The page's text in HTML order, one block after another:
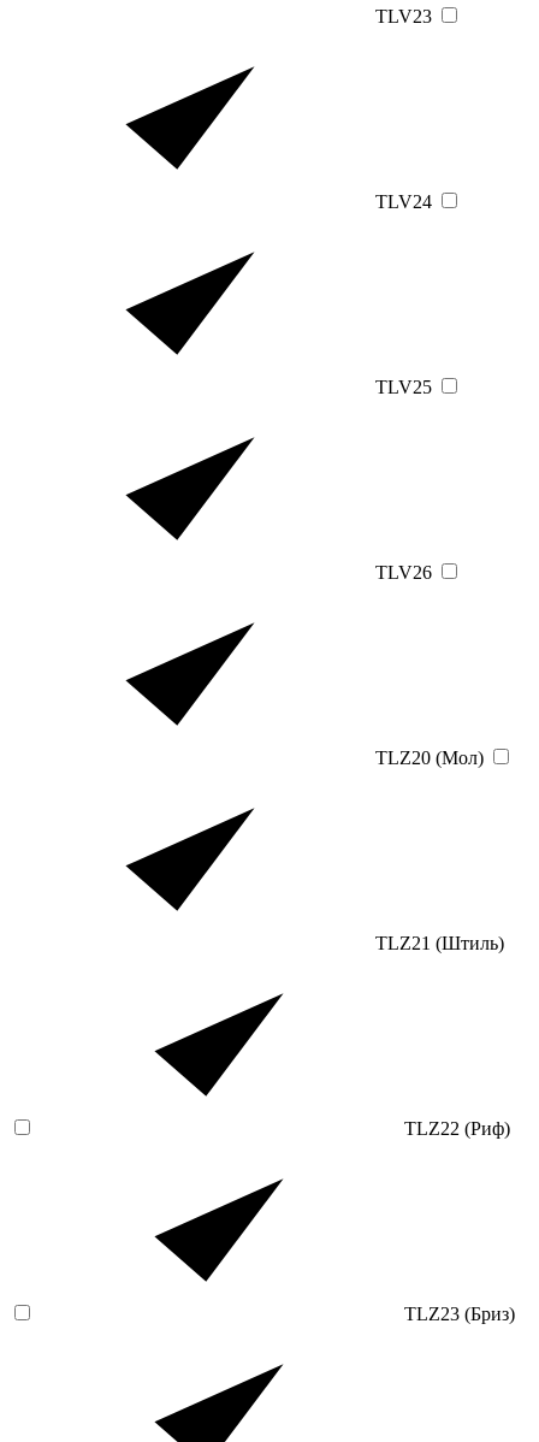
TLV23
TLV24
TLV25
TLV26
TLZ20 (Мол)
TLZ21 (Штиль)
TLZ22 (Риф)
TLZ23 (Бриз)